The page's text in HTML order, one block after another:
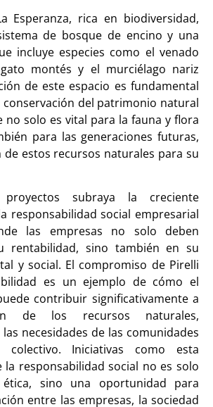
Esperanza, rica en biodiversidad,
de bosque de encino y una
incluye especies como el venado
montés y el murciélago nariz
de este espacio es fundamental
conservación del patrimonio natural
no solo es vital para la fauna y flora
para las generaciones futuras,
de estos recursos naturales para su
subraya la creciente
responsabilidad social empresarial
las empresas no solo deben
rentabilidad, sino también en su
y social. El compromiso de Pirelli
es un ejemplo de cómo el
contribuir significativamente a
de los recursos naturales,
necesidades de las comunidades
Iniciativas como esta
responsabilidad social no es solo
sino una oportunidad para
entre las empresas, la sociedad